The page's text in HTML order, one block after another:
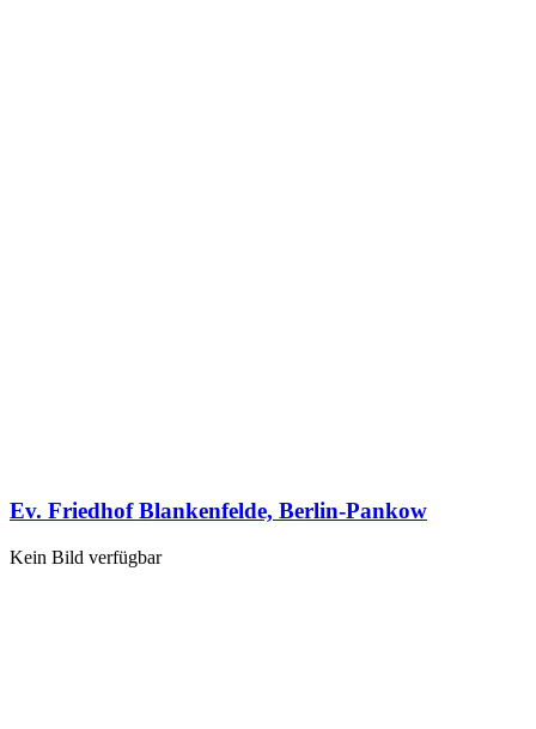
Ev. Friedhof Blankenfelde, Berlin-Pankow
Kein Bild verfügbar